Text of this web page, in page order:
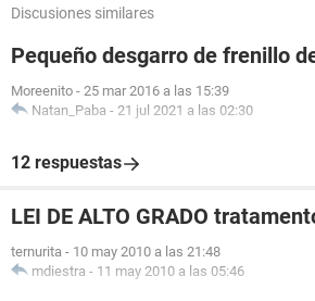
Discusiones similares
Pequeño desgarro de frenillo
Moreenito - 25 mar 2016 a las 15:39
Natan_Paba - 21 jul 2021 a las 02:30
12 respuestas
LEI DE ALTO GRADO
ternurita - 10 may 2010 a las 21:48
mdiestra - 11 may 2010 a las 05:46